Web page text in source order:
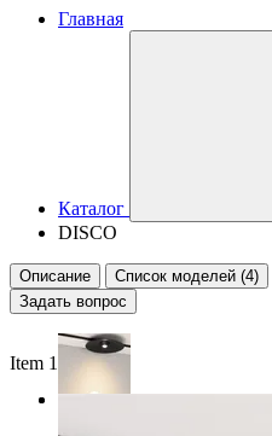
Главная
Каталог
DISCO
Описание
Список моделей (4)
Задать вопрос
Item 1 of 2